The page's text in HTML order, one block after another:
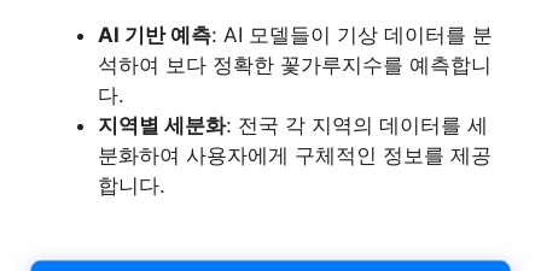
AI 기반 예측: AI 모델들이 기상 데이터를 분
석하여 보다 정확한 꽃가루지수를 예측합니
다.
지역별 세분화: 전국 각 지역의 데이터를 세
분화하여 사용자에게 구체적인 정보를 제공
합니다.